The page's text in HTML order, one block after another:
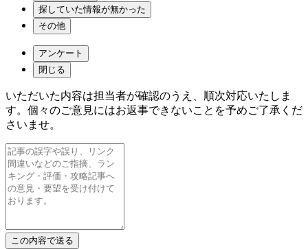
探していた情報が無かった
その他
アンケート
閉じる
いただいた内容は担当者が確認のうえ、順次対応いたしま
す。個々のご意見にはお返事できないことを予めご了承くだ
さいませ。